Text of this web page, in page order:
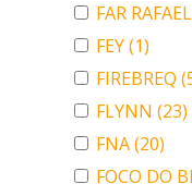
FAR
FEY(1)
FIREBREQ
FLYNN (23)
FNA(20)
FOCO DO